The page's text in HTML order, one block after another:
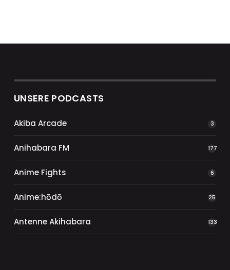
UNSERE PODCASTS
Akiba Arcade 3
Anihabara FM 177
Anime Fights 6
Anime:hōdō 25
Antenne Akihabara 133